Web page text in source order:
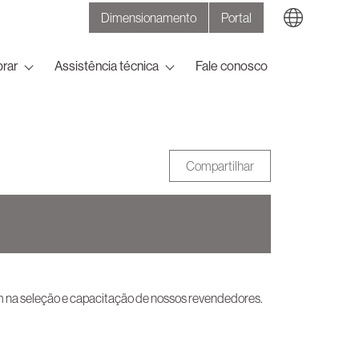
Dimensionamento Portal
Assistência técnica Fale conosco
Compartilhar
seleção e capacitação de nossos revendedores.